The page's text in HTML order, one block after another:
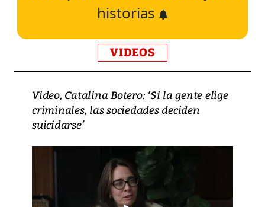
historias
VIDEOS
Video, Catalina Botero: ‘Si la gente elige
criminales, las sociedades deciden
suicidarse’